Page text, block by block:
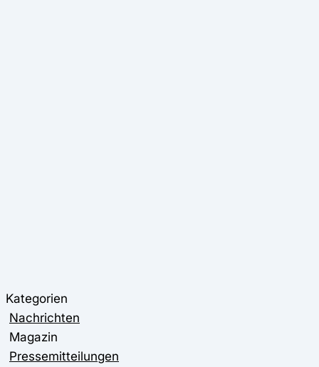
Kategorien
Nachrichten
Magazin
Pressemitteilungen